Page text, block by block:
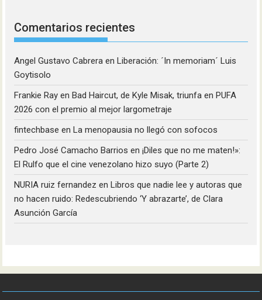
Comentarios recientes
Angel Gustavo Cabrera enLiberación: ´In memoriam´ Luis
Goytisolo
Frankie Ray enBad Haircut, de Kyle Misak, triunfa en PUFA
2026 con el premio al mejor largometraje
fintechbase enLa menopausia no llegó con sofocos
Pedro José Camacho Barrios en¡Diles que no me maten!»:
El Rulfo que el cine venezolano hizo suyo (Parte 2)
NURIA ruiz fernandez enLibros que nadie lee y autoras que
no hacen ruido: Redescubriendo ‘Y abrazarte’, de Clara
Asunción García